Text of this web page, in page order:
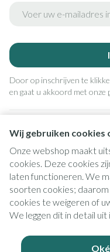
Wij gebruiken cookies
Onze webshop maakt
cookies. Deze cookies
laten functioneren. We
soorten cookies;
cookies te weigeren of
We leggen dit in detail uit
Door op inschrijven te
en gaat u akkoord met onze
Juridische links